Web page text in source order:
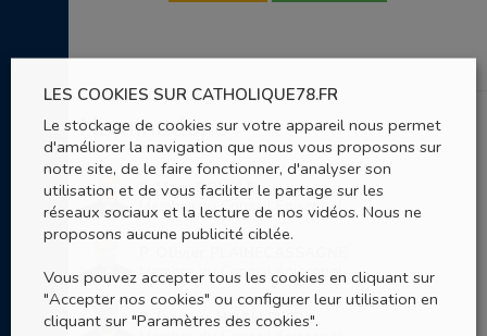
Nominations
P. Marc BOULLE
Membre du Conseil Episcopal
Membre du Conseil épiscopal
P. Jacques NOAH BIKOE
LES COOKIES SUR CATHOLIQUE78.FR
Le stockage de cookies sur votre appareil nous permet
d'améliorer la navigation que nous vous proposons sur
notre site, de le faire fonctionner, d'analyser son
utilisation et de vous faciliter le partage sur les
réseaux sociaux et la lecture de nos vidéos. Nous ne
proposons aucune publicité ciblée.
Vous pouvez accepter tous les cookies en cliquant sur
"Accepter nos cookies" ou configurer leur utilisation en
cliquant sur "Paramètres des cookies".